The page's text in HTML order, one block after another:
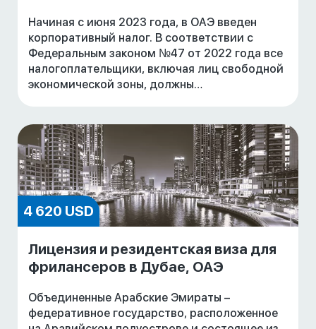
Начиная с июня 2023 года, в ОАЭ введен
корпоративный налог. В соответствии с
Федеральным законом №47 от 2022 года все
налогоплательщики, включая лиц свободной
экономической зоны, должны
4 620 USD
Лицензия и резидентская виза для
фрилансеров в Дубае, ОАЭ
Объединенные Арабские Эмираты –
федеративное государство, расположенное